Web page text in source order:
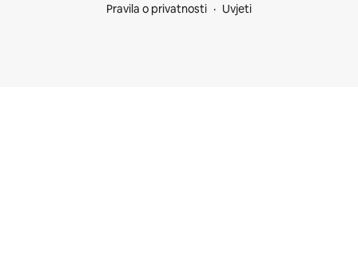
Pravila o privatnosti
Uvjeti